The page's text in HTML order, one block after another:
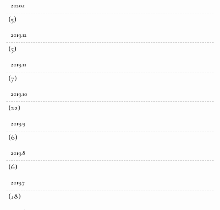
2020.1
(5)
2019.12
(5)
2019.11
(7)
2019.10
(22)
2019.9
(6)
2019.8
(6)
2019.7
(18)